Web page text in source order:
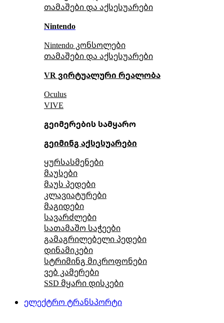
თამაშები და აქსესუარები
Nintendo
Nintendo კონსოლები
თამაშები და აქსესუარები
VR ვირტუალური რეალობა
Oculus
VIVE
გეიმერების სამყარო
გეიმინგ აქსესუარები
ყურსასმენები
მაუსები
მაუს პედები
კლავიატურები
მაგიდები
სავარძლები
სათამაშო საჭეები
გამაგრილებელი პედები
დინამიკები
სტრიმინგ მიკროფონები
ვებ კამერები
SSD მყარი დისკები
ელექტრო ტრანსპორტი